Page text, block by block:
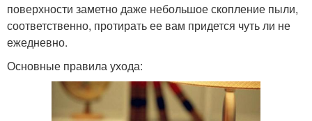
поверхности заметно даже небольшое скопление пыли,
соответственно, протирать ее вам придется чуть ли не
ежедневно.
Основные правила ухода: